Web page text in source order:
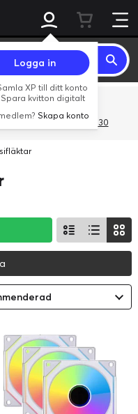
Logga in
XP till ditt konto
Spara kvitton digitalt
Skapa konto
800 kr.
rabattkoden 3Gives30